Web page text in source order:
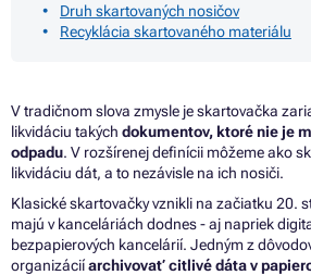
Druh skartovaných nosičov
Recyklácia skartovaného materiálu
V tradičnom slova zmysle jeskartovačka
likvidáciu takých dokumentov, ktoré nie je
odpadu. V rozšírenej definícii môžeme ako
likvidáciu dát, a to nezávisle na ich nosiči.
Klasické skartovačky vznikli na začiatku 20.
majú vkanceláriách dodnes - aj napriek
bezpapierových kancelárií. Jednýmz
organizáciíarchivovať citlivé dátav